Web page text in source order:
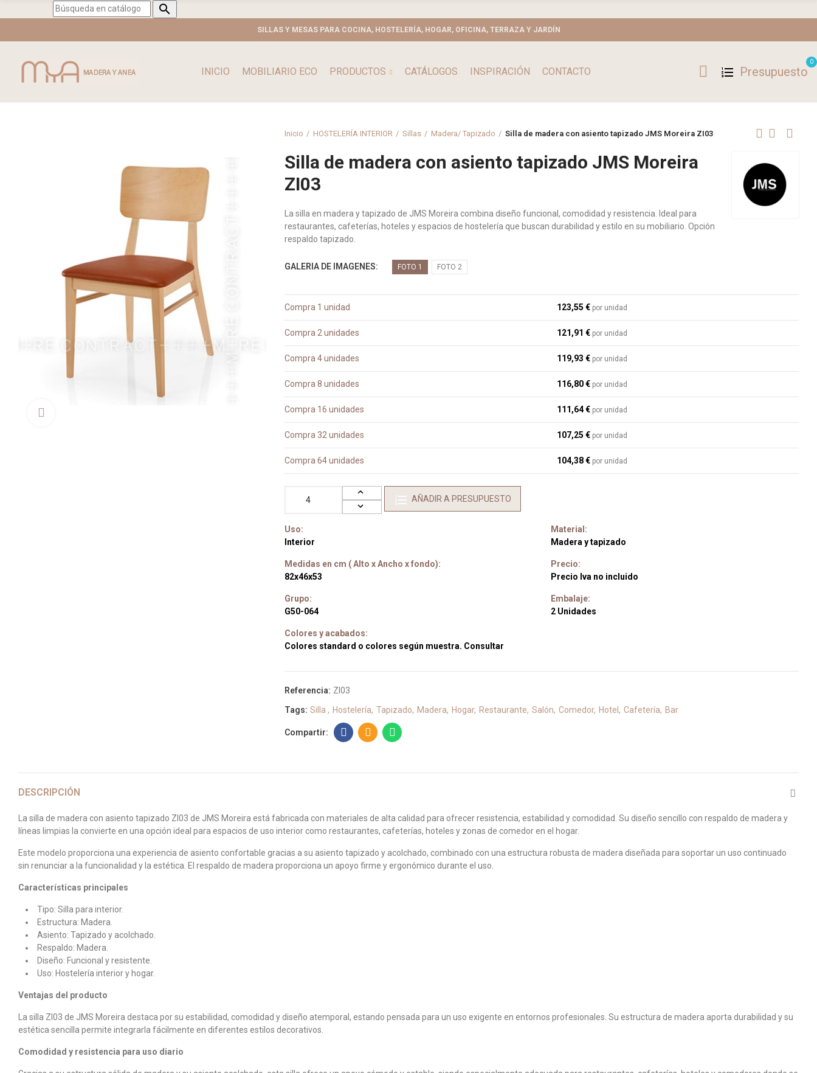

SILLAS Y MESAS PARA COCINA, HOSTELERÍA, HOGAR, OFICINA, TERRAZA Y JARDÍN
INICIO MOBILIARIO ECO PRODUCTOS CATÁLOGOS INSPIRACIÓN CONTACTO Presupuesto
0
Inicio HOSTELERÍA INTERIOR Sillas Madera/ Tapizado Silla de madera con asiento tapizado JMS Moreira ZI03
Silla de madera con asiento tapizado JMS Moreira
ZI03
La silla en madera y tapizado de JMS Moreira combina diseño funcional, comodidad y resistencia. Ideal para
restaurantes, cafeterías, hoteles y espacios de hostelería que buscan durabilidad y estilo en su mobiliario. Opción
respaldo tapizado.
GALERIA DE IMAGENES FOTO 1 FOTO 2
Compra 1 unidad 123,55 € por unidad
Compra 2 unidades 121,91 € por unidad
Compra 4 unidades 119,93 € por unidad
Compra 8 unidades 116,80 € por unidad
Compra 16 unidades 111,64 € por unidad
Compra 32 unidades 107,25 € por unidad
Compra 64 unidades 104,38 € por unidad
AÑADIR A PRESUPUESTO
Uso:
Interior
Material:
Madera y tapizado
Medidas en cm ( Alto x Ancho x fondo):
82x46x53
Precio:
Precio Iva no incluido
Grupo:
G50-064
Embalaje:
2 Unidades
Colores y acabados:
Colores standard o colores según muestra. Consultar
Referencia: ZI03
Tags: Silla Hostelería Tapizado Madera Hogar Restaurante Salón Comedor Hotel Cafetería Bar
DESCRIPCIÓN
La silla de madera con asiento tapizado ZI03 de JMS Moreira está fabricada con materiales de alta calidad para ofrecer resistencia, estabilidad y comodidad. Su diseño sencillo con respaldo de madera y
líneas limpias la convierte en una opción ideal para espacios de uso interior como restaurantes, cafeterías, hoteles y zonas de comedor en el hogar.
Este modelo proporciona una experiencia de asiento confortable gracias a su asiento tapizado y acolchado, combinado con una estructura robusta de madera diseñada para soportar un uso continuado
sin renunciar a la funcionalidad y la estética. El respaldo de madera proporciona un apoyo firme y ergonómico durante el uso.
Características principales
Tipo: Silla para interior.
Estructura: Madera.
Asiento: Tapizado y acolchado.
Respaldo: Madera.
Diseño: Funcional y resistente.
Uso: Hostelería interior y hogar.
Ventajas del producto
La silla ZI03 de JMS Moreira destaca por su estabilidad, comodidad y diseño atemporal, estando pensada para un uso exigente en entornos profesionales. Su estructura de madera aporta durabilidad y su
estética sencilla permite integrarla fácilmente en diferentes estilos decorativos.
Comodidad y resistencia para uso diario